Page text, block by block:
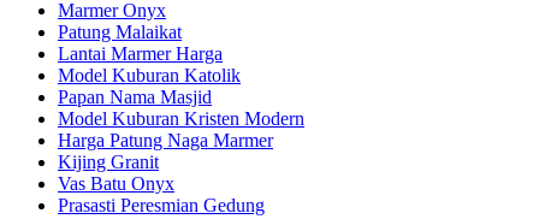
Marmer Onyx
Patung Malaikat
Lantai Marmer Harga
Model Kuburan Katolik
Papan Nama Masjid
Model Kuburan Kristen Modern
Harga Patung Naga Marmer
Kijing Granit
Vas Batu Onyx
Prasasti Peresmian Gedung